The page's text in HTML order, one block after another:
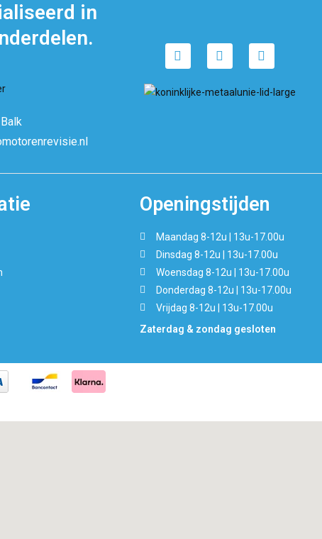
in
Openingstijden
Maandag 8-12u | 13u-17.00u
Dinsdag 8-12u | 13u-17.00u
Woensdag 8-12u | 13u-17.00u
Donderdag 8-12u | 13u-17.00u
Vrijdag 8-12u | 13u-17.00u
Zaterdag & zondag gesloten